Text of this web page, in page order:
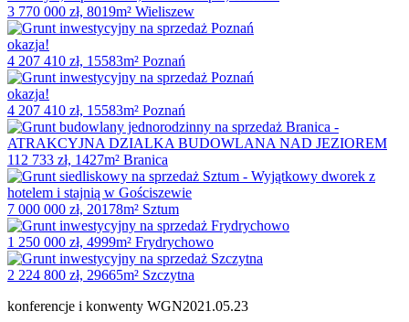
3 770 000 zł, 8019m² Wieliszew
okazja!
4 207 410 zł, 15583m² Poznań
okazja!
4 207 410 zł, 15583m² Poznań
112 733 zł, 1427m² Branica
7 000 000 zł, 20178m² Sztum
1 250 000 zł, 4999m² Frydrychowo
2 224 800 zł, 29665m² Szczytna
konferencje i konwenty WGN2021.05.23